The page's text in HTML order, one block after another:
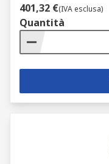
401,32 €(IVA esclusa)
Quantità